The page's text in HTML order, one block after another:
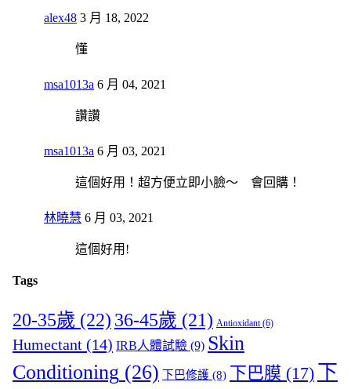
alex48 3 月 18, 2022
懂
msa1013a 6 月 04, 2021
讚讚
msa1013a 6 月 03, 2021
這個好用！超方便立即小臉～ 會回購！
林曉慧 6 月 03, 2021
這個好用!
Tags
20-35歲 (22) 36-45歲 (21) Antioxidant(6)
Humectant (14) IRB人體試驗 (9) Skin
Conditioning (26) 下巴修護 (8) 下巴膜 (17) 下